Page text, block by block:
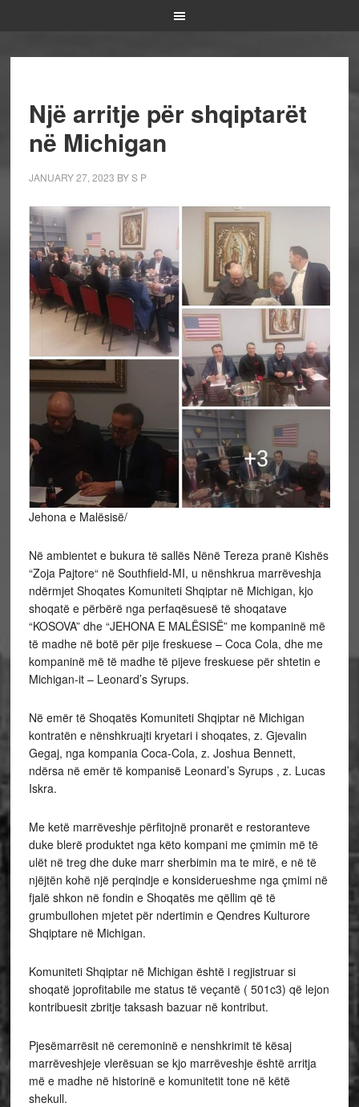
Një arritje për shqiptarët
në Michigan
JANUARY 27, 2023 BYS P
Jehona e Malësisë/
Në ambientet e bukura të sallës Nënë Tereza pranë Kishës
“Zoja Pajtore“ në Southfield-MI, u nënshkrua marrëveshja
ndërmjet Shoqates Komuniteti Shqiptar në Michigan, kjo
shoqatë e përbërë nga perfaqësuesë të shoqatave
“KOSOVA” dhe “JEHONA E MALËSISË” me kompaninë më
të madhe në botë për pije freskuese – Coca Cola, dhe me
kompaninë më të madhe të pijeve freskuese për shtetin e
Michigan-it – Leonard’s Syrups.
Në emër të Shoqatës Komuniteti Shqiptar në Michigan
kontratën e nënshkruajti kryetari i shoqates, z. Gjevalin
Gegaj, nga kompania Coca-Cola, z. Joshua Bennett,
ndërsa në emër të kompanisë Leonard’s Syrups , z. Lucas
Iskra.
Me ketë marrëveshje përfitojnë pronarët e restoranteve
duke blerë produktet nga këto kompani me çmimin më të
ulët në treg dhe duke marr sherbimin ma te mirë, e në të
njëjtën kohë një perqindje e konsiderueshme nga çmimi në
fjalë shkon në fondin e Shoqatës me qëllim që të
grumbullohen mjetet për ndertimin e Qendres Kulturore
Shqiptare në Michigan.
Komuniteti Shqiptar në Michigan është i regjistruar si
shoqatë joprofitabile me status të veçantë ( 501c3) që lejon
kontribuesit zbritje taksash bazuar në kontribut.
Pjesëmarrësit në ceremoninë e nenshkrimit të kësaj
marrëveshjeje vlerësuan se kjo marrëveshje është arritja
më e madhe në historinë e komunitetit tone në këtë
shekull.